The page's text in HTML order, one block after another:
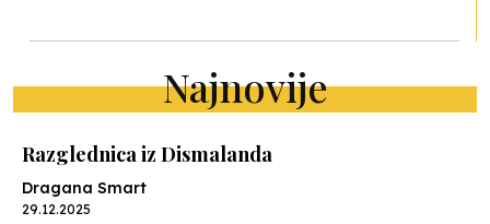
Najnovije
Razglednica iz Dismalanda
Dragana Smart
29.12.2025